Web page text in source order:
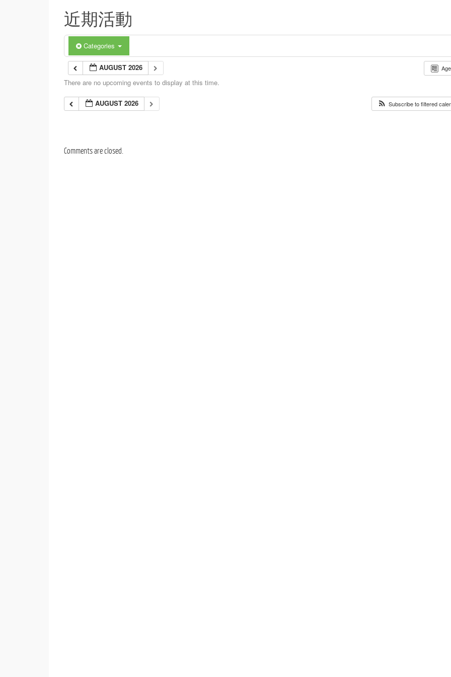
近期活動
Categories
AUGUST 2026
There are no upcoming events to display at this time.
AUGUST 2026 Subscribe to filtered
Comments are closed.